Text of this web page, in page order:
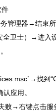
件
管理器→结束
全卫士）→进入
找到
应用。
败→右键点击服